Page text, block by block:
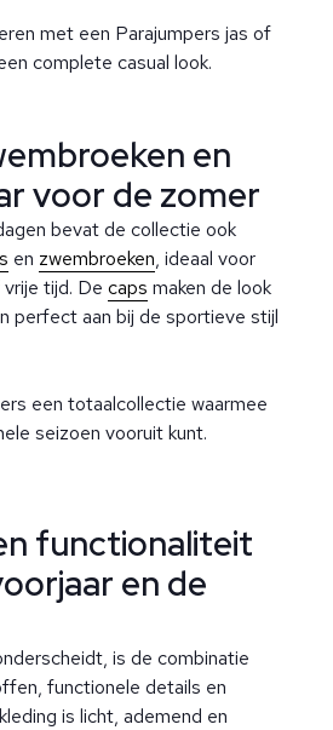
met een Parajumpers jas of
complete casual look.
en
voor de zomer
bevat de collectie ook
en zwembroeken, ideaal voor
tijd. De caps maken de look
perfect aan bij de sportieve stijl
een totaalcollectie waarmee
seizoen vooruit kunt.
functionaliteit
en de
is de combinatie
functionele details en
is licht, ademend en